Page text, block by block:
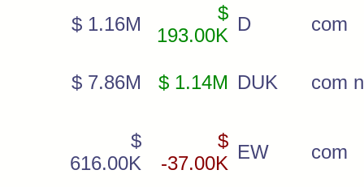
$ 1.16M
$
193.00K
D com
$ 7.86M $ 1.14M DUK com
$
616.00K
$
-37.00K
EW com